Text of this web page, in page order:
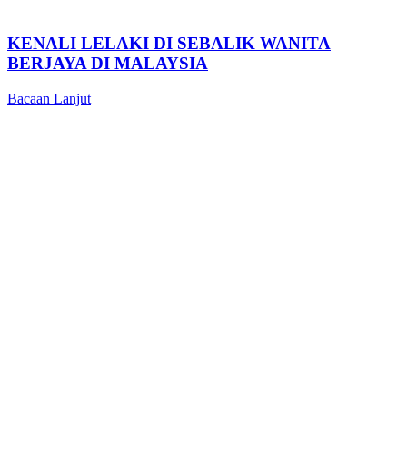
KENALI LELAKI DI SEBALIK WANITA
BERJAYA DI MALAYSIA
Bacaan Lanjut